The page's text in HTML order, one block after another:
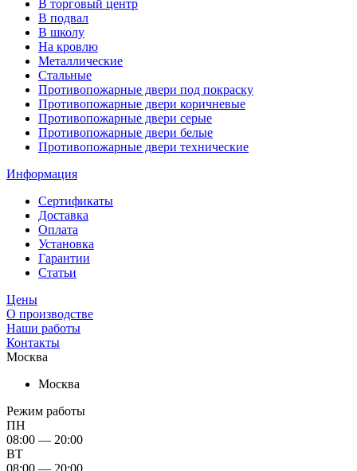
В торговый центр
В подвал
В школу
На кровлю
Металлические
Стальные
Противопожарные двери под покраску
Противопожарные двери коричневые
Противопожарные двери серые
Противопожарные двери белые
Противопожарные двери технические
Информация
Сертификаты
Доставка
Оплата
Установка
Гарантии
Статьи
Цены
О производстве
Наши работы
Контакты
Москва
Москва
Режим работы
ПН
08:00 — 20:00
ВТ
08:00 — 20:00